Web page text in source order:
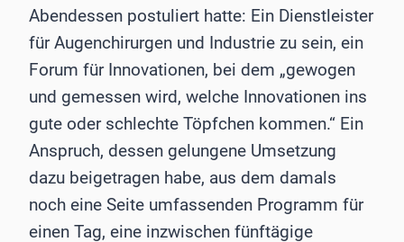
Abendessen postuliert hatte: Ein Dienstleister
für Augenchirurgen und Industrie zu sein, ein
Forum für Innovationen, bei dem „gewogen
und gemessen wird, welche Innovationen ins
gute oder schlechte Töpfchen kommen.“ Ein
Anspruch, dessen gelungene Umsetzung
dazu beigetragen habe, aus dem damals
noch eine Seite umfassenden Programm für
einen Tag, eine inzwischen fünftägige